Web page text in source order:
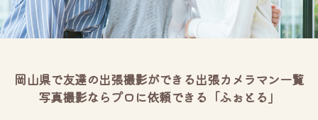
岡山県で友達の出張撮影ができる出張カメラマン一覧
写真撮影ならプロに依頼できる「ふぉとる」